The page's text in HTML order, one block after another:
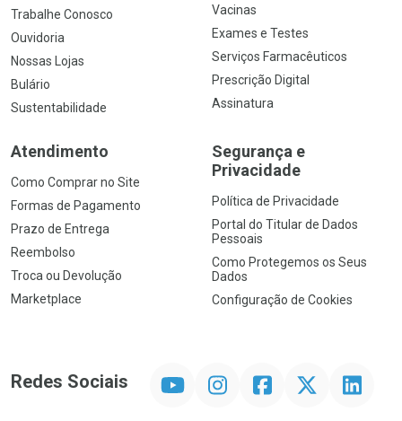
Trabalhe Conosco
Ouvidoria
Nossas Lojas
Bulário
Sustentabilidade
Vacinas
Exames e Testes
Serviços Farmacêuticos
Prescrição Digital
Assinatura
Atendimento
Como Comprar no Site
Formas de Pagamento
Prazo de Entrega
Reembolso
Troca ou Devolução
Marketplace
Segurança e
Privacidade
Política de Privacidade
Portal do Titular de Dados
Pessoais
Como Protegemos os Seus
Dados
Configuração de Cookies
Redes Sociais InstagramFacebookTwitter Linkedin